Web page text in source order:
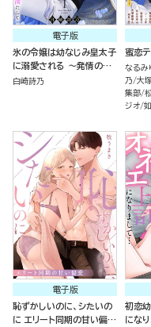
電子版
氷の令嬢は幼なじみ皇太子
に溺愛される ～発情の疼
きを甘く満たして～ （1）
白崎詩乃
蜜恋
なるみ
乃 大
集部
ジオ
電子版
恥ずかしいのに、シたいの
に エリート同期の甘い偏愛
初恋
にな